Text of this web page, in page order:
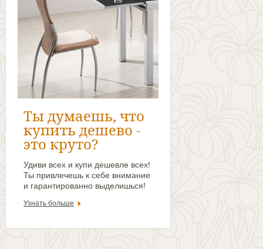
Ты думаешь, что
купить дешево -
это круто?
Удиви всех и купи дешевле всех!
Ты привлечешь к себе внимание
и гарантированно выделишься!
Узнать больше